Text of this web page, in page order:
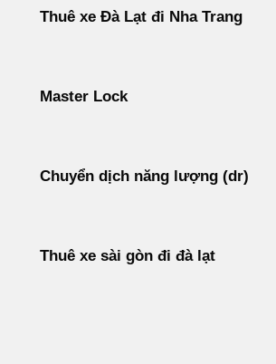
Thuê xe Đà Lạt đi Nha Trang
Master Lock
Chuyển dịch năng lượng (dr)
Thuê xe sài gòn đi đà lạt